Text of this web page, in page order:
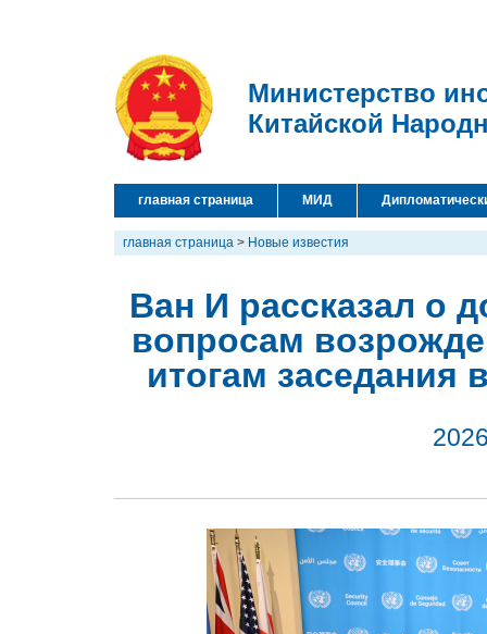
Министерство
Китайской
главная страница МИД
главная страница > Новые известия
Ван И рассказал о
вопросам
итогам